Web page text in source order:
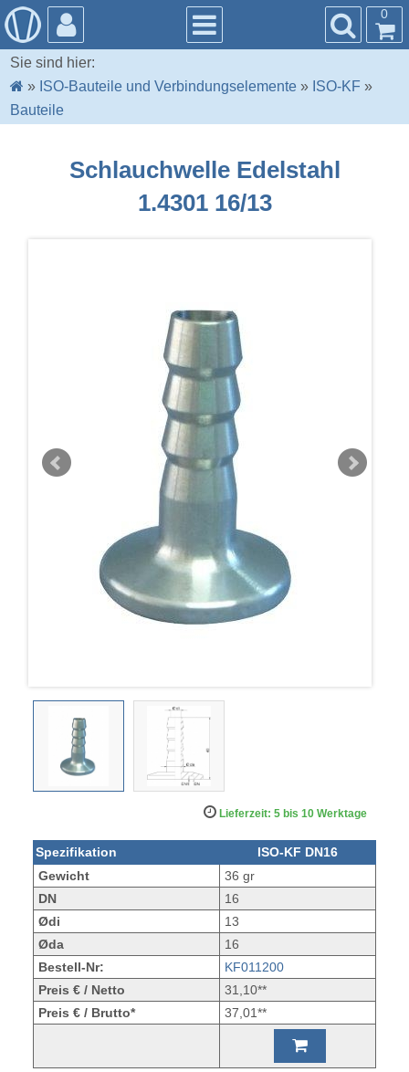
0
Sie sind hier:
» ISO-Bauteile und Verbindungselemente » ISO-KF »
Bauteile
Schlauchwelle Edelstahl
1.4301 16/13
Lieferzeit: 5 bis 10 Werktage
Spezifikation
ISO-KF DN16
Gewicht
36 gr
DN
16
Ødi
13
Øda
16
Bestell-Nr:
KF011200
Preis € / Netto
31,10**
Preis € / Brutto*
37,01**